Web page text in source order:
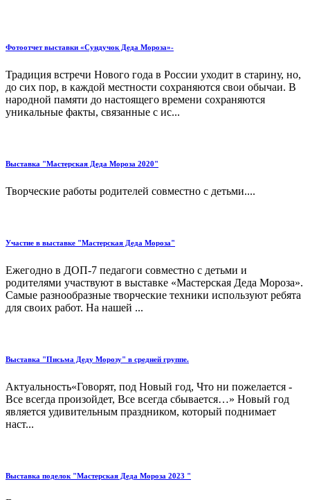
Фотоотчет выставки «Сундучок Деда Мороза»-
Традиция встречи Нового года в России уходит в старину, но,
до сих пор, в каждой местности сохраняются свои обычаи. В
народной памяти до настоящего времени сохраняются
уникальные факты, связанные с ис...
Выставка "Мастерская Деда Мороза 2020"
Творческие работы родителей совместно с детьми....
Участие в выставке "Мастерская Деда Мороза"
Ежегодно в ДОП-7 педагоги совместно с детьми и
родителями участвуют в выставке «Мастерская Деда Мороза».
Самые разнообразные творческие техники используют ребята
для своих работ. На нашей ...
Выставка "Письма Деду Морозу" в средней группе.
Актуальность«Говорят, под Новый год, Что ни пожелается -
Все всегда произойдет, Все всегда сбывается…» Новый год
является удивительным праздником, который поднимает
наст...
Выставка поделок "Мастерская Деда Мороза 2023 "